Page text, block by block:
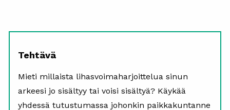
Tehtävä
Mieti millaista lihasvoimaharjoittelua sinun
arkeesi jo sisältyy tai voisi sisältyä? Käykää
yhdessä tutustumassa johonkin paikkakuntanne